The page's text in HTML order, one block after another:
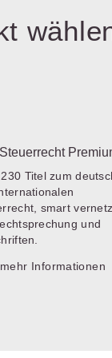
Titel zum
smart
und
mehr Informationen